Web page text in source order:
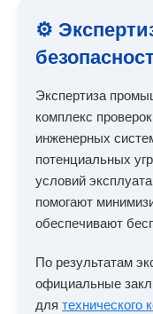
⚙️
Экспертиза
комплекс
инженерных
потенциальных
условий
помогают
обеспечивают
По результатам
официальные
для технического